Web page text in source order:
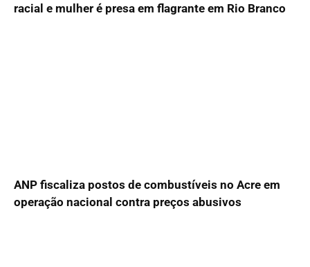
racial e mulher é presa em flagrante em Rio Branco
ANP fiscaliza postos de combustíveis no Acre em
operação nacional contra preços abusivos